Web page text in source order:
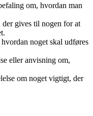
om, hvordan man
gives til nogen for at
noget skal udføres
eller anvisning om,
om noget vigtigt, der